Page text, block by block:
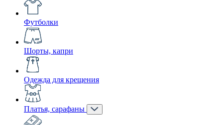
Футболки
Шорты, капри
Одежда для крещения
Платья, сарафаны